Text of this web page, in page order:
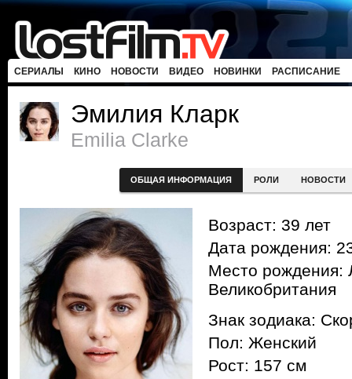
СЕРИАЛЫ КИНО НОВОСТИ ВИДЕО НОВИНКИ РАСПИСАНИЕ
Эмилия Кларк
Emilia Clarke
ОБЩАЯ ИНФОРМАЦИЯ РОЛИ НОВОСТИ
Возраст: 39 лет
Дата рождения:
Место рождения:
Великобритания
Знак зодиака:
Пол: Женский
Рост: 157 см